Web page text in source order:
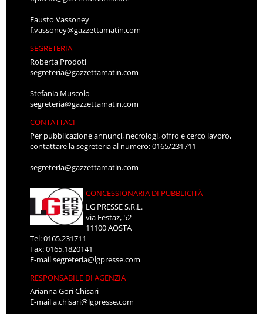
Fausto Vassoney
f.vassoney@gazzettamatin.com
SEGRETERIA
Roberta Prodoti
segreteria@gazzettamatin.com
Stefania Muscolo
segreteria@gazzettamatin.com
CONTATTACI
Per pubblicazione annunci, necrologi, offro e cerco lavoro,
contattare la segreteria al numero: 0165/231711
segreteria@gazzettamatin.com
CONCESSIONARIA DI PUBBLICITÀ
LG PRESSE S.R.L.
via Festaz, 52
11100 AOSTA
Tel: 0165.231711
Fax: 0165.1820141
E-mailsegreteria@lgpresse.com
RESPONSABILE DI AGENZIA
Arianna Gori Chisari
E-maila.chisari@lgpresse.com